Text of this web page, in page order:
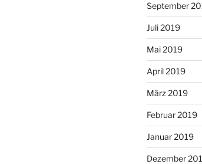
September
Juli 2019
Mai 2019
April 2019
März 2019
Februar 2019
Januar 2019
Dezember